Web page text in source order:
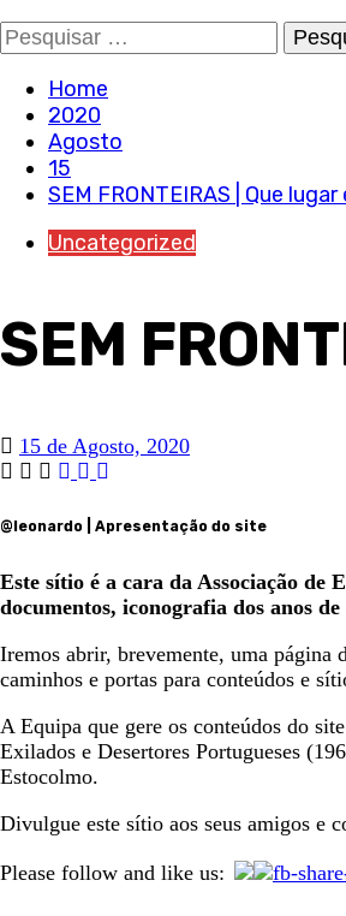
Pesquisar
por:
Home
2020
Agosto
15
SEM FRONTEIRAS | Que
Uncategorized
SEM
15 de Agosto, 2020
@leonardo | Apresentação do site
Este sítio é a cara da Associação de
documentos, iconografia dos anos
Iremos abrir, brevemente, uma página
caminhos e portas para conteúdos e
A Equipa que gere os conteúdos do
Exilados e Desertores Portugueses
Estocolmo.
Divulgue este sítio aos seus amigos e
Please follow and like us: